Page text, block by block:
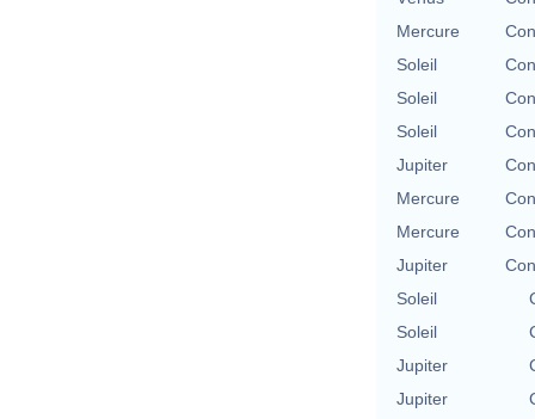
Mercure
Soleil
Soleil
Soleil
Jupiter
Mercure
Mercure
Jupiter
Soleil
Soleil
Jupiter
Jupiter